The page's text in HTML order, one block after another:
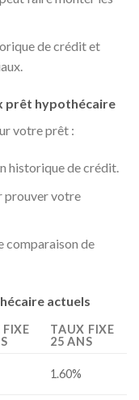
de crédit et
prêt hypothécaire
votre prêt :
historique de crédit.
prouver votre
comparaison de
actuels
TAUX FIXE
25 ANS
1.60%